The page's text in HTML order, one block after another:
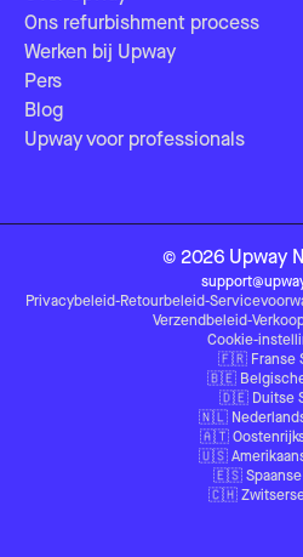
Ons refurbishment process
Werken bij Upway
Pers
Blog
Upway voor professionals
© 2026 Upway
Privacybeleid-Retourbeleid-
Verzendbeleid-
Cookie-
🇫🇷 Franse
🇧🇪
🇩🇪 Duitse
🇳🇱
🇦🇹
🇺🇸
🇪🇸
🇨🇭